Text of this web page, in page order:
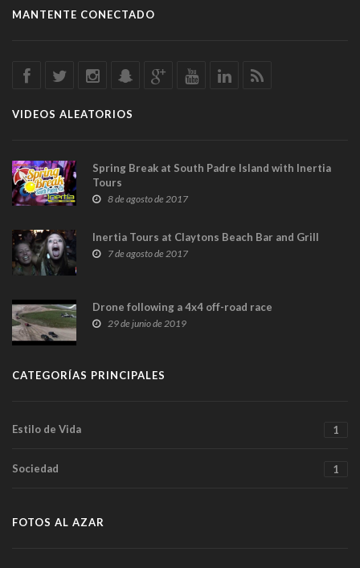
MANTENTE CONECTADO
VIDEOS ALEATORIOS
Spring Break at South Padre Island with Inertia
Tours
8 de agosto de 2017
Inertia Tours at Claytons Beach Bar and Grill
7 de agosto de 2017
Drone following a 4x4 off-road race
29 de junio de 2019
CATEGORÍAS PRINCIPALES
Estilo de Vida 1
Sociedad 1
FOTOS AL AZAR